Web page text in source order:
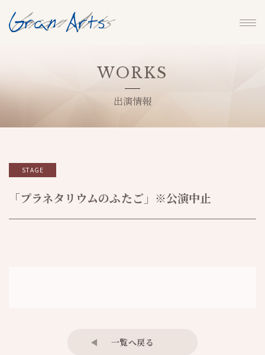
WORKS
出演情報
STAGE
「プラネタリウムのふたご」※公演中止
一覧へ戻る